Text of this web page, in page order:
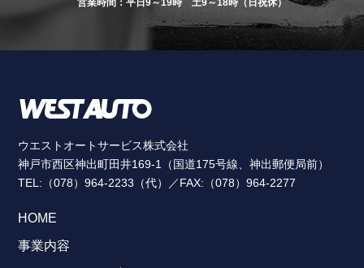
営業時間：平日9～19時 土9～18時（日祝休）
ウエストオートサービス株式会社
神戸市西区神出町田井169-1（国道175号線、神出郵便局前）
TEL:（078）964-2233（代）／FAX:（078）964-2277
HOME
事業内容